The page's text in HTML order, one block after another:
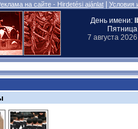
на сайте - Hirdetési ajánlat Условия
День имени:
Пятница
7 августа